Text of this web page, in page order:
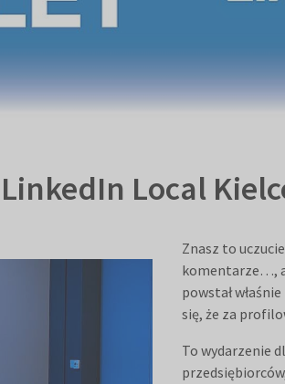
Local
Znasz to
komentarze…,
powstał
się, że za
To wydarzenie